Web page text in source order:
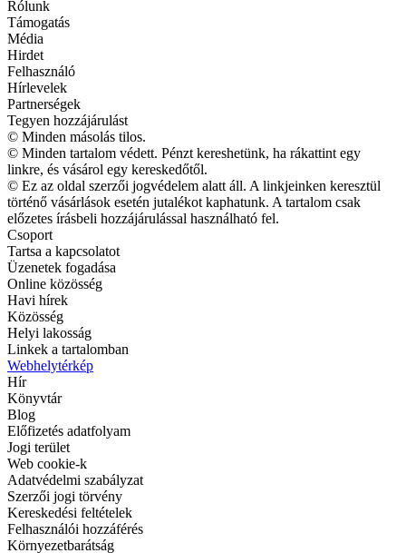
Rólunk
Támogatás
Média
Hirdet
Felhasználó
Hírlevelek
Partnerségek
Tegyen hozzájárulást
© Minden másolás tilos.
© Minden tartalom védett. Pénzt kereshetünk, ha rákattint egy
linkre, és vásárol egy kereskedőtől.
© Ez az oldal szerzői jogvédelem alatt áll. A linkjeinken keresztül
történő vásárlások esetén jutalékot kaphatunk. A tartalom csak
előzetes írásbeli hozzájárulással használható fel.
Csoport
Tartsa a kapcsolatot
Üzenetek fogadása
Online közösség
Havi hírek
Közösség
Helyi lakosság
Linkek a tartalomban
Webhelytérkép
Hír
Könyvtár
Blog
Előfizetés adatfolyam
Jogi terület
Web cookie-k
Adatvédelmi szabályzat
Szerzői jogi törvény
Kereskedési feltételek
Felhasználói hozzáférés
Környezetbarátság